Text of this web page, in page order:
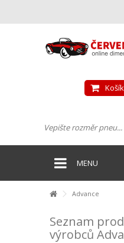
Košík
MENU
Advance
Seznam
výrobců